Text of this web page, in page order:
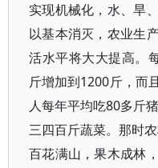
实现机械化，水、旱
以基本消灭，农业生
活水平将大大提高。
斤增加到1200斤，而
人每年平均吃80多斤
三四百斤蔬菜。那时
百花满山，果木成林